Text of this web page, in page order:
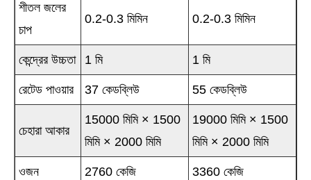
শীতল জলের
চাপ
0.2-0.3 মিমিন 0.2-0.3 মিমিন
কেন্দ্রের উচ্চতা 1 মি 1 মি
রেটেড পাওয়ার 37 কেডব্লিউ 55 কেডব্লিউ
চেহারা আকার
15000 মিমি × 1500
মিমি × 2000 মিমি
19000 মিমি × 1500
মিমি × 2000 মিমি
ওজন 2760 কেজি 3360 কেজি